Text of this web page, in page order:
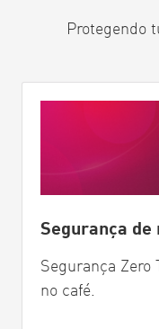
Protegendo
Segurança
Segurança
no café.